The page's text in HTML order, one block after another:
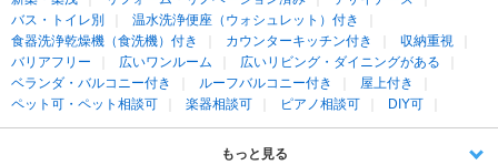
バス・トイレ別
温水洗浄便座（ウォシュレット）付き
食器洗浄乾燥機（食洗機）付き
カウンターキッチン付き
収納重視
バリアフリー
広いワンルーム
広いリビング・ダイニングがある
ベランダ・バルコニー付き
ルーフバルコニー付き
屋上付き
ペット可・ペット相談可
楽器相談可 ピアノ相談可 DIY可
もっと見る